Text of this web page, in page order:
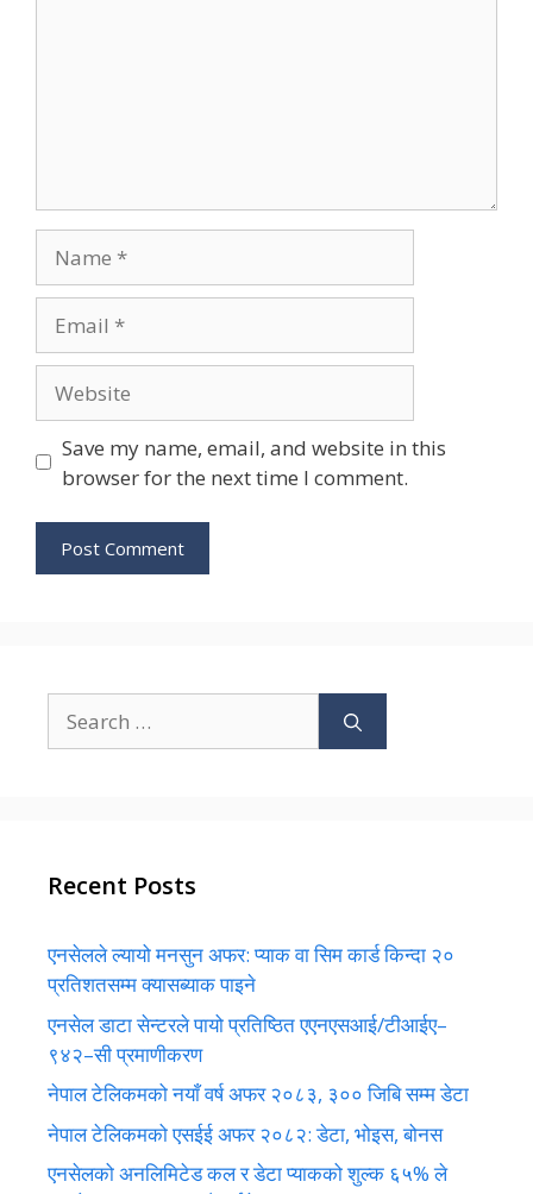
Save my name, email, and website in this
browser for the next time I comment.
for:
Recent Posts
एनसेलले ल्यायो मनसुन अफर: प्याक वा सिम कार्ड किन्दा २०
प्रतिशतसम्म क्यासब्याक पाइने
एनसेल डाटा सेन्टरले पायो प्रतिष्ठित एएनएसआई/टीआईए–
९४२–सी प्रमाणीकरण
नेपाल टेलिकमको नयाँ वर्ष अफर २०८३, ३०० जिबि सम्म डेटा
नेपाल टेलिकमको एसईई अफर २०८२: डेटा, भोइस, बोनस
एनसेलको अनलिमिटेड कल र डेटा प्याकको शुल्क ६५% ले